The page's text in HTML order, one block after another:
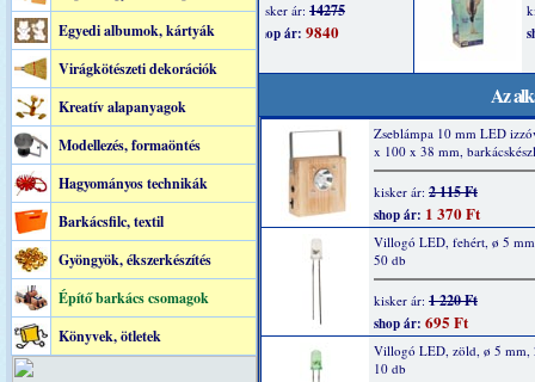
Egyedi albumok, kártyák
Virágkötészeti dekorációk
Kreatív alapanyagok
Modellezés, formaöntés
Hagyományos technikák
Barkácsfilc, textil
Gyöngyök, ékszerkészítés
Építő barkács csomagok
Könyvek, ötletek
Az
Zseblámpa 10 mm LED
x 100 x 38 mm,
kisker ár: 2 115 Ft
shop ár: 1 370 Ft
Villogó LED, fehért, ø 5
50 db
kisker ár: 1 220 Ft
shop ár: 695 Ft
Villogó LED, zöld, ø 5 mm,
10 db